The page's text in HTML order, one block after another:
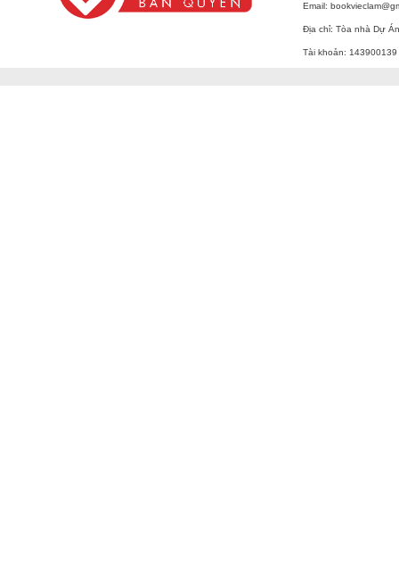
Email:
Địa chỉ: Tòa nhà Dự
Tài khoản: